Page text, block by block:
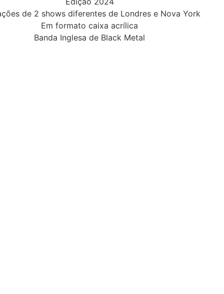
de 2 shows diferentes de Londres e Nova York
Em formato caixa acrílica
Banda Inglesa de Black Metal